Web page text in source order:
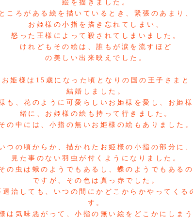
絵を描きました。
ところがある絵を描いているとき、緊張のあまり、
お姫様の小指を描き忘れてしまい、
怒った王様によって殺されてしまいました。
けれどもその絵は、誰もが涙を流すほど
の美しい出来映えでした。
お姫様は15歳になった頃となりの国の王子さまと
結婚しました。
も、花のように可愛らしいお姫様を愛し、お姫
緒に、お姫様の絵も持って行きました。
の中には、小指の無いお姫様の絵もありました。
つの頃からか、描かれたお姫様の小指の部分に、
見た事のない羽虫が付くようになりました。
の虫は蛾のようでもあるし、蝶のようでもあるの
ですが、その色は真っ赤でした。
退治しても、いつの間にかどこからかやってくる
す。
は気味悪がって、小指の無い絵をどこかにしまう